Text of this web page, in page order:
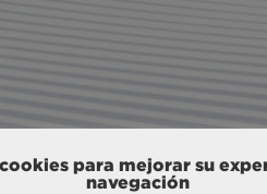
para mejorar su
navegación